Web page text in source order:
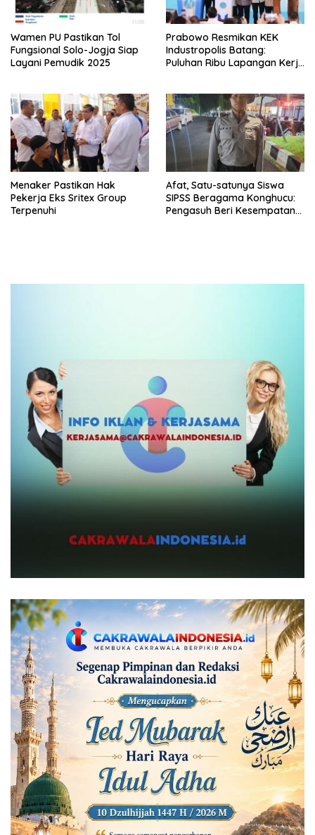
Wamen PU Pastikan Tol
Fungsional Solo-Jogja Siap
Layani Pemudik 2025
Prabowo Resmikan KEK
Industropolis Batang:
Puluhan Ribu Lapangan Kerja
Menaker Pastikan Hak
Pekerja Eks Sritex Group
Terpenuhi
Afat, Satu-satunya Siswa
SIPSS Beragama Konghucu:
Pengasuh Beri Kesempatan